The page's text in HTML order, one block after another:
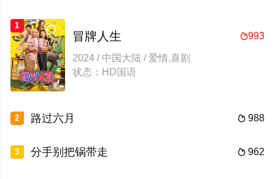
1
993
冒牌人生
2024 / 中国大陆 / 爱情,喜剧
状态：HD国语
2  988
路过六月
3  962
分手别把锅带走